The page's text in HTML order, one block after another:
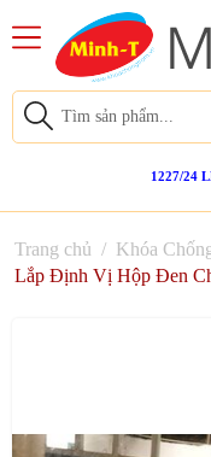
1227/24
Trang chủ / Khóa
Lắp Định Vị Hộp Đen